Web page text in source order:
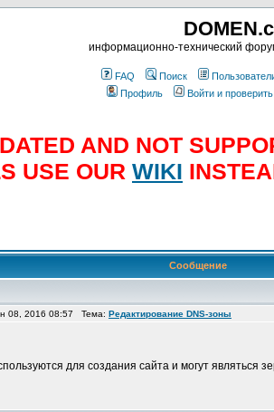
информационно-технический
FAQ Поиск
Профиль
Войти и
AND NOT
USE OUR WIKI
Сообщение
08, 2016 08:57 Тема: Редактирование DNS-зоны
для создания сайта и могут являться